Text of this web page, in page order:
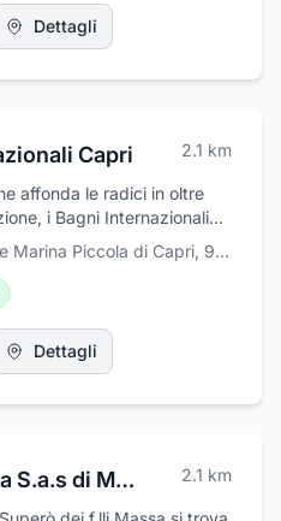
situato a pochi passi dallo
della Migliera a picco
unico per ritemprare spirito
Dettagli
Capri 2.1 km
affonda le radici in oltre
i Bagni Internazionali
un simbolo
più autentica.
dalla famiglia Albanese
lo stabilimento ha
tempo, mantenendo
familiarità, cura per l’ospite
una superficie di oltre
Le terrazze
Via Provinciale Marina Piccola di Capri, 95,
Dettagli
Fratelli Massa S.a.s di Massa Aniello &C 2.1 km